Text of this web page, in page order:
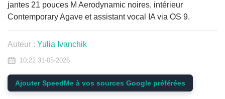
jantes 21 pouces M Aerodynamic noires, intérieur
Contemporary Agave et assistant vocal IA via OS 9.
Auteur : Yulia Ivanchik
10:22 31-05-2026
Ajouter SpeedMe à vos sources Google préférées